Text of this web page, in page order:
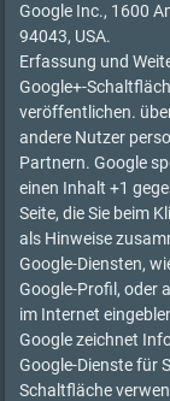
Google Inc., 1600
94043, USA.
Erfassung und
Google+-
veröffentlichen.
andere Nutzer
Partnern. Google
einen Inhalt +1
Seite, die Sie beim
als Hinweise
Google-Diensten,
Google-Profil, oder
im Internet
Google zeichnet
Google-Dienste für
Schaltfläche